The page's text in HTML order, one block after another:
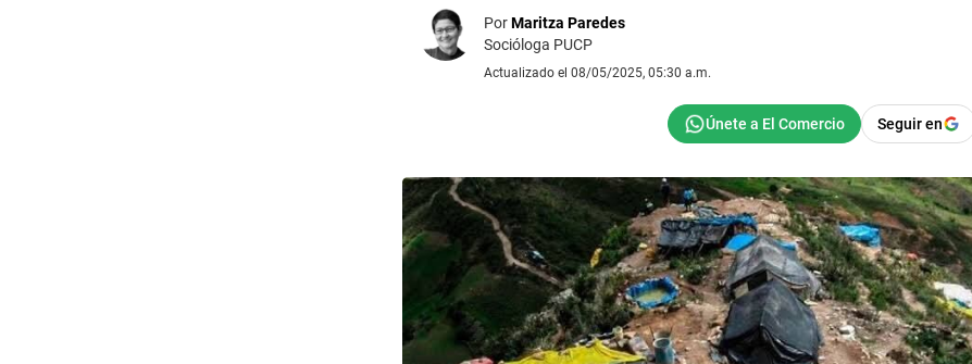
PorMaritza Paredes
Socióloga PUCP
Actualizado el 08/05/2025, 05:30 a.m.
Seguir en